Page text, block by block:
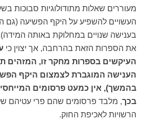
מעוררים שאלות מתודולוגיות סבוכות
העשויים להשפיע על היקף הפשיעה (גם
בענישה שנויים במחלוקת באותה
את הספרות הזאת בהרחבה, אך יצוין כי
העיקשים בספרות מחקר זו, המזהים
הענישה המוגברת לצמצום היקף
בהמשך), אין כמעט פרסומים
בכך, מלבד פרסומים שהם פרי עטיהם של
הרשויות לאכיפת החוק.